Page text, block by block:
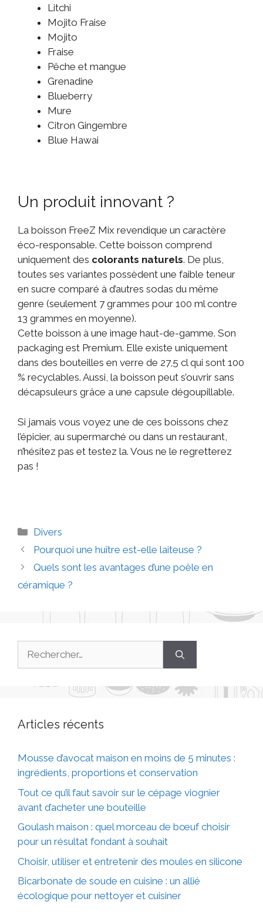
Litchi
Mojito Fraise
Mojito
Fraise
Pêche et mangue
Grenadine
Blueberry
Mure
Citron Gingembre
Blue Hawai
Un produit innovant ?
La boisson FreeZ Mix revendique un caractère
éco-responsable. Cette boisson comprend
uniquement des colorants naturels. De plus,
toutes ses variantes possèdent une faible teneur
en sucre comparé à d’autres sodas du même
genre (seulement 7 grammes pour 100 ml contre
13 grammes en moyenne).
Cette boisson à une image haut-de-gamme. Son
packaging est Premium. Elle existe uniquement
dans des bouteilles en verre de 27,5 cl qui sont 100
% recyclables. Aussi, la boisson peut s’ouvrir sans
décapsuleurs grâce a une capsule dégoupillable.
Si jamais vous voyez une de ces boissons chez
l’épicier, au supermarché ou dans un restaurant,
n’hésitez pas et testez la. Vous ne le regretterez
pas !
Divers
Pourquoi une huître est-elle laiteuse ?
Quels sont les avantages d’une poêle en
céramique ?
Articles récents
Mousse d’avocat maison en moins de 5 minutes :
ingrédients, proportions et conservation
Tout ce qu’il faut savoir sur le cépage viognier
avant d’acheter une bouteille
Goulash maison : quel morceau de bœuf choisir
pour un résultat fondant à souhait
Choisir, utiliser et entretenir des moules en silicone
Bicarbonate de soude en cuisine : un allié
écologique pour nettoyer et cuisiner